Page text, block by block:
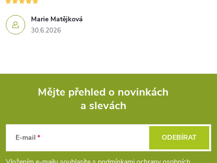
Marie Matějková
30.6.2026
Mějte přehled o novinkách
a slevách
E-mail ODEBÍRAT